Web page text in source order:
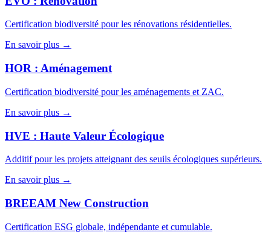
Certification biodiversité pour les rénovations résidentielles.
En savoir plus →
HOR : Aménagement
Certification biodiversité pour les aménagements et ZAC.
En savoir plus →
HVE : Haute Valeur Écologique
Additif pour les projets atteignant des seuils écologiques supérieurs.
En savoir plus →
BREEAM New Construction
Certification ESG globale, indépendante et cumulable.